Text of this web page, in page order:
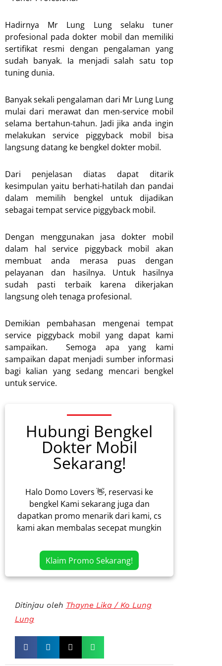
Hadirnya Mr Lung Lung selaku tuner
profesional pada dokter mobil dan memiliki
sertifikat resmi dengan pengalaman yang
sudah banyak. Ia menjadi salah satu top
tuning dunia.
Banyak sekali pengalaman dari Mr Lung Lung
mulai dari merawat dan men-service mobil
selama bertahun-tahun. Jadi jika anda ingin
melakukan service piggyback mobil bisa
langsung datang ke bengkel dokter mobil.
Dari penjelasan diatas dapat ditarik
kesimpulan yaitu berhati-hatilah dan pandai
dalam memilih bengkel untuk dijadikan
sebagai tempat service piggyback mobil.
Dengan menggunakan jasa dokter mobil
dalam hal service piggyback mobil akan
membuat anda merasa puas dengan
pelayanan dan hasilnya. Untuk hasilnya
sudah pasti terbaik karena dikerjakan
langsung oleh tenaga profesional.
Demikian pembahasan mengenai tempat
service piggyback mobil yang dapat kami
sampaikan. Semoga apa yang kami
sampaikan dapat menjadi sumber informasi
bagi kalian yang sedang mencari bengkel
untuk service.
Hubungi Bengkel
Dokter Mobil
Sekarang!
Halo Domo Lovers 👋, reservasi ke
bengkel Kami sekarang juga dan
dapatkan promo menarik dari kami, cs
kami akan membalas secepat mungkin
Klaim Promo Sekarang!
Ditinjau oleh Thayne Lika / Ko Lung
Lung